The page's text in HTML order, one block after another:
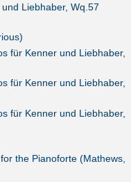
Liebhaber, Wq.57
für Kenner und Liebhaber,
für Kenner und Liebhaber,
für Kenner und Liebhaber,
the Pianoforte (Mathews,